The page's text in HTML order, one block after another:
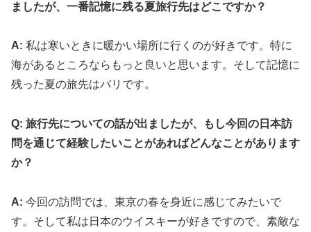
ましたが、一番記憶に残る夏旅行先はどこですか？
A: 私は寒いときに暖かい場所に行くのが好きです。特に
海があるところならもっと良いと思います。そして記憶に
残った夏の旅先はバリです。
Q: 旅行先についての話が出ましたが、もし今回の日本訪
問を通じて経験したいことがあればどんなことがあります
か？
A: 今回の訪問では、東京の春を身近に感じてみたいで
す。そして私は日本のウイスキーが好きですので、素敵な